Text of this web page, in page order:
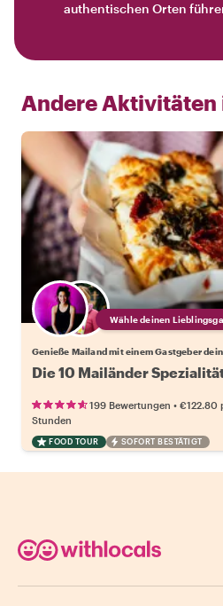
authentischen Orten
Andere Aktivitäten
Wähle deinen
Genieße Mailand mit einem Gastgeber
Die 10 Mailänder
199 Bewertungen • €122.80
Stunden
FOOD TOUR SOFORT BESTÄTIGT